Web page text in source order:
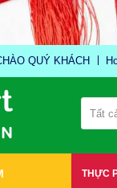
QUÝ KHÁCH
Tất
THỰC